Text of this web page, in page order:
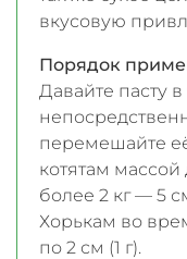
вкусовую
Порядок
Давайте пасту
перемешайте
котятам массой
более 2 кг — 5
Хорькам во
по 2 см (1 г).